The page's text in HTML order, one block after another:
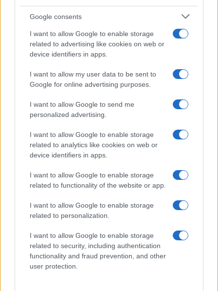
Google consents
I want to allow Google to enable storage
related to advertising like cookies on web or
device identifiers in apps.
I want to allow my user data to be sent to
Google for online advertising purposes.
I want to allow Google to send me
personalized advertising.
I want to allow Google to enable storage
related to analytics like cookies on web or
device identifiers in apps.
I want to allow Google to enable storage
related to functionality of the website or app.
I want to allow Google to enable storage
related to personalization.
I want to allow Google to enable storage
related to security, including authentication
functionality and fraud prevention, and other
user protection.
Metodo nerd per testare l’autonomia reale del
Andrea Conforti · 31 Lug 2026